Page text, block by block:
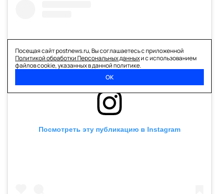
Посмотреть эту публикацию в Instagram
Посещая сайт postnews.ru, Вы соглашаетесь с приложенной
Политикой обработки Персональных данныхи с использованием
файлов cookie, указанных в данной политике.
ОК